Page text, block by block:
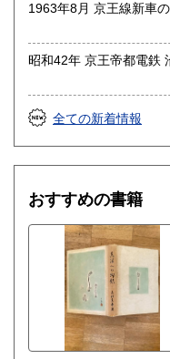
沿線名：-
定休日：土日祝休&不定休
-
取り扱い分野
古書一般（その他）
全ての新着情報
おすすめの書籍